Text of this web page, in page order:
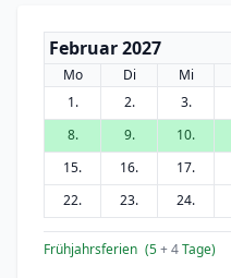
Februar 2027
Mo Di Mi
1.
2. 3.
8.
9. 10.
15.
16. 17.
22.
23. 24.
Frühjahrsferien (5+ 4Tage)